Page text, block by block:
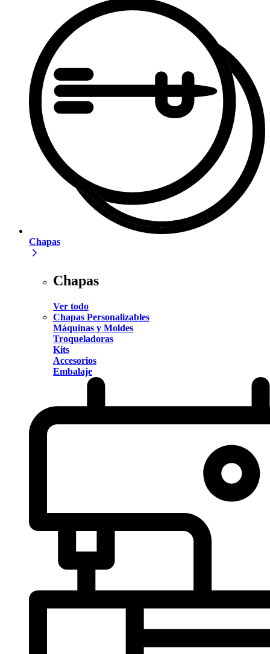
Chapas
Chapas
Ver todo
Chapas Personalizables
Máquinas y Moldes
Troqueladoras
Kits
Accesorios
Embalaje